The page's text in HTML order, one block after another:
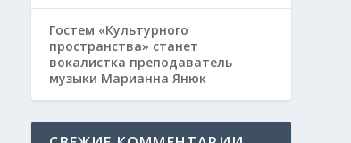
Гостем «Культурного
пространства» станет
вокалистка преподаватель
музыки Марианна Янюк